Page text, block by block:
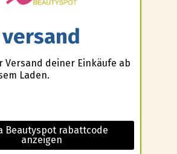
versand
Versand deiner Einkäufe ab
Laden.
Beautyspot rabattcode
anzeigen